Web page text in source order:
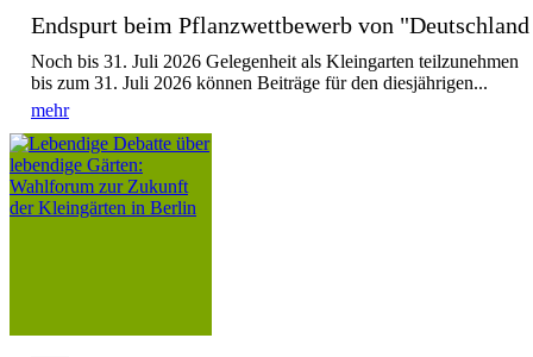
Endspurt beim Pflanzwettbewerb von
Noch bis 31. Juli 2026 Gelegenheit als Kleingarten
bis zum 31. Juli 2026 können Beiträge für den diesjährigen...
mehr